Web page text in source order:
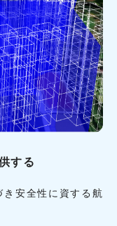
する
安全性に資する航